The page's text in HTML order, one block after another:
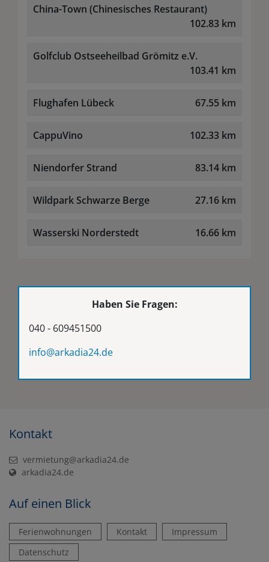
China-Town (Chinesisches Restaurant)
102.83 km
Golfclub Ostseeheilbad Grömitz e.V.
103.41 km
Flughafen Lübeck 67.55 km
CappuVino 102.33 km
Niendorfer Strand 83.14 km
Wildpark Schwarze Berge 27.16 km
Wasserski Norderstedt 16.66 km
Haben Sie Fragen:
040 - 609451500
info@arkadia24.de
Kontakt
vermietung@arkadia24.de
arkadia24.de
Auf einen Blick
Ferienwohnungen Kontakt
Impressum
Datenschutz